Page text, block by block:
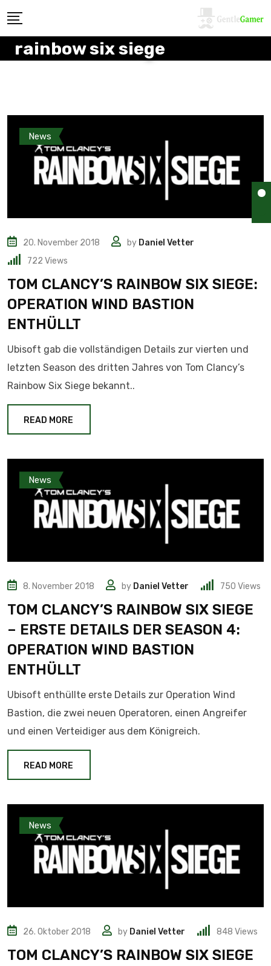
rainbow six siege
News
20. November 2018 by Daniel Vetter
722 Views
TOM CLANCY’S RAINBOW SIX SIEGE:
OPERATION WIND BASTION
ENTHÜLLT
Ubisoft gab die vollständigen Details zur vierten und
letzten Season des dritten Jahres von Tom Clancy’s
Rainbow Six Siege bekannt..
READ MORE
News
8. November 2018 by Daniel Vetter 750 Views
TOM CLANCY’S RAINBOW SIX SIEGE
– ERSTE DETAILS DER SEASON 4:
OPERATION WIND BASTION
ENTHÜLLT
Ubisoft enthüllte erste Details zur Operation Wind
Bastion, die zwei neuen Operatoren, einen Angreifer
und einen Verteidiger aus dem Königreich.
READ MORE
News
26. Oktober 2018 by Daniel Vetter 848 Views
TOM CLANCY’S RAINBOW SIX SIEGE